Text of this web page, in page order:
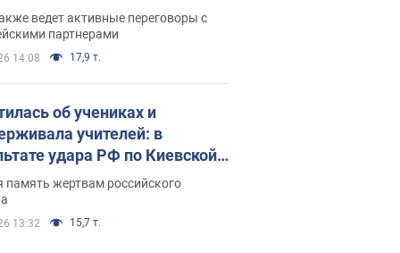
раскрыл подробности
ведет активные переговоры с
партнерами
14:08 17,9 т.
об учениках и
учителей: в
удара РФ по Киевской
погибли директор
лицея, её муж и внук
память жертвам российского
13:32 15,7 т.